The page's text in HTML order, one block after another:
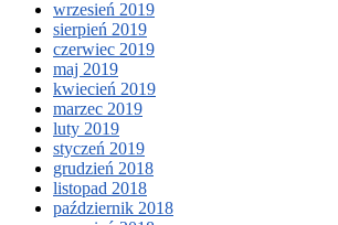
wrzesień 2019
sierpień 2019
czerwiec 2019
maj 2019
kwiecień 2019
marzec 2019
luty 2019
styczeń 2019
grudzień 2018
listopad 2018
październik 2018